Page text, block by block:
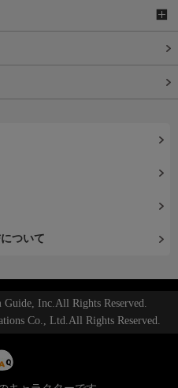
ついて
Inc.All Rights Reserved.
Co., Ltd.All Rights Reserved.